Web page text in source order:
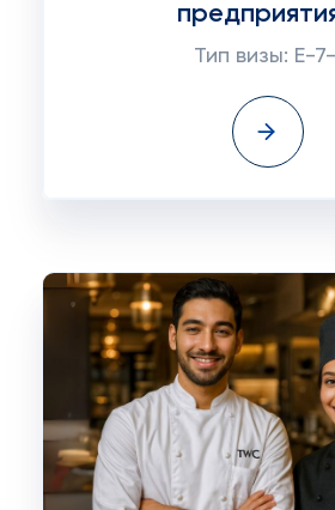
Тип визы: E-7-